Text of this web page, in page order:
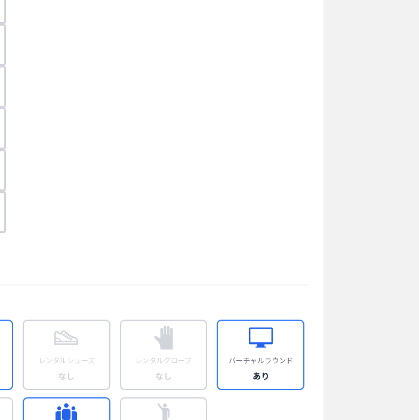
レンタルシューズ
なし
レンタルグローブ
なし
バーチャルラウンド
あり